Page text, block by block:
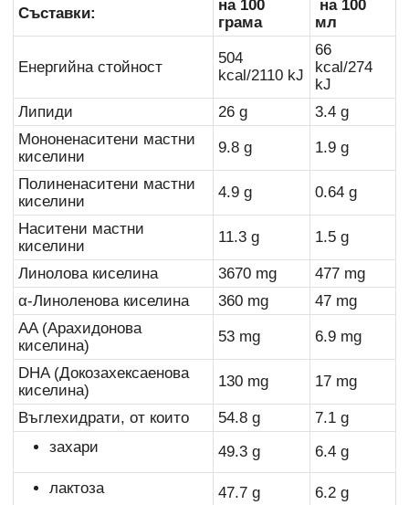
Съставки:
на 100
грама
на 100
мл
Енергийна стойност
504
kcal/2110 kJ
66
kcal/274
kJ
Липиди
26 g
3.4 g
Мононенаситени мастни
киселини
9.8 g 1.9 g
Полиненаситени мастни
киселини
4.9 g 0.64 g
Наситени мастни
киселини
11.3 g 1.5 g
Линолова киселина 3670 mg
477 mg
α-Линоленова киселина
360 mg
47 mg
AA (Арахидонова
киселина)
53 mg 6.9 mg
DHA (Докозахексаенова
киселина)
130 mg 17 mg
Въглехидрати, от които 54.8 g
7.1 g
захари
49.3 g 6.4 g
лактоза 47.7 g
6.2 g